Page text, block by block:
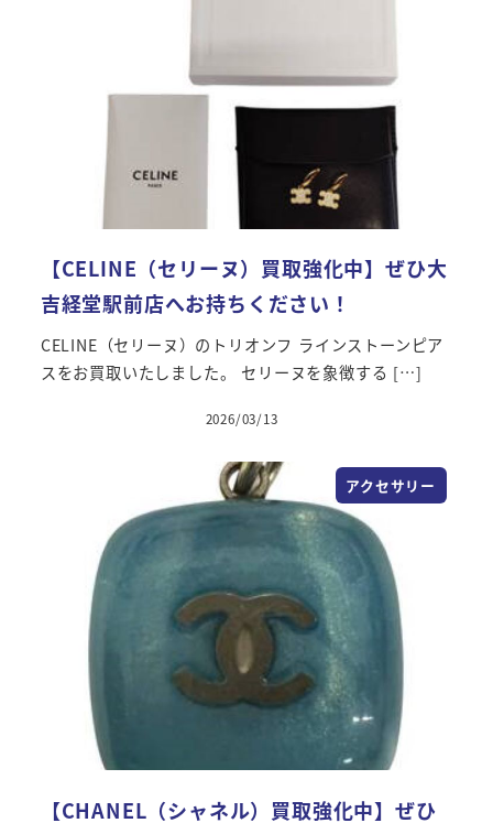
【CELINE（セリーヌ）買取強化中】ぜひ大
吉経堂駅前店へお持ちください！
CELINE（セリーヌ）のトリオンフ ラインストーンピア
スをお買取いたしました。 セリーヌを象徴する […]
2026/03/13
アクセサリー
【CHANEL（シャネル）買取強化中】ぜひ